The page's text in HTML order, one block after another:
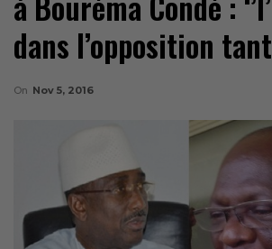
dans l’opposition tant
On Nov 5, 2016